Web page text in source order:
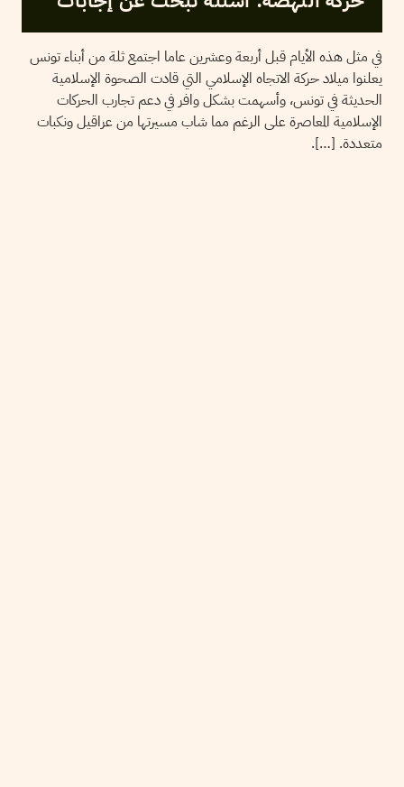
في مثل هذه الأيام قبل أربعة وعشرين عاما اجتمع ثلة من أبناء تونس
يعلنوا ميلاد حركة الاتجاه الإسلامي التي قادت الصحوة الإسلامية
الحديثة في تونس، وأسهمت بشكل وافر في دعم تجارب الحركات
الإسلامية المعاصرة على الرغم مما شاب مسيرتها من عراقيل ونكبات
متعددة. […].